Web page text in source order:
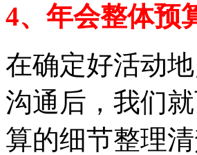
4、年会整体预
在确定好活动
沟通后，我们
算的细节整理